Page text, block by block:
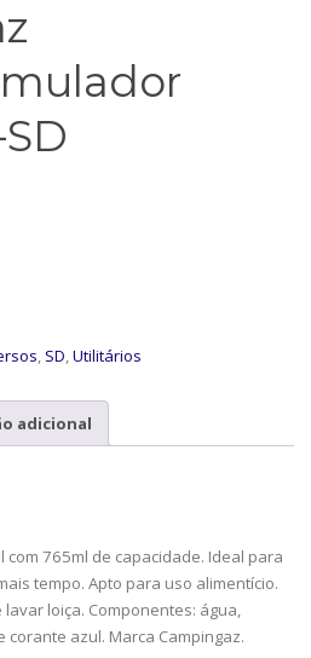
, SD,Utilitários
adicional
765ml de capacidade. Ideal para
tempo. Apto para uso alimentício.
loiça. Componentes: água,
corante azul. Marca Campingaz.